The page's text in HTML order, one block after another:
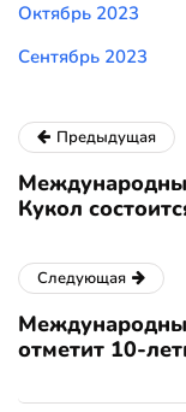
Октябрь 2023
Сентябрь 2023
Предыдущая
Кукол
Следующая
отметит 10-